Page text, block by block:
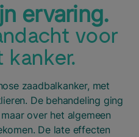
ervaring.
voor
kanker.
zaadbalkanker, met
De behandeling ging
over het algemeen
De late effecten